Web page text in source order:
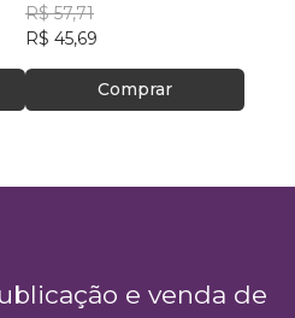
+2
R$ 57,71
R$ 45,69
Comprar
e venda de